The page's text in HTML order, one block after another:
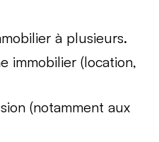
à plusieurs.
immobilier (location,
(notamment aux